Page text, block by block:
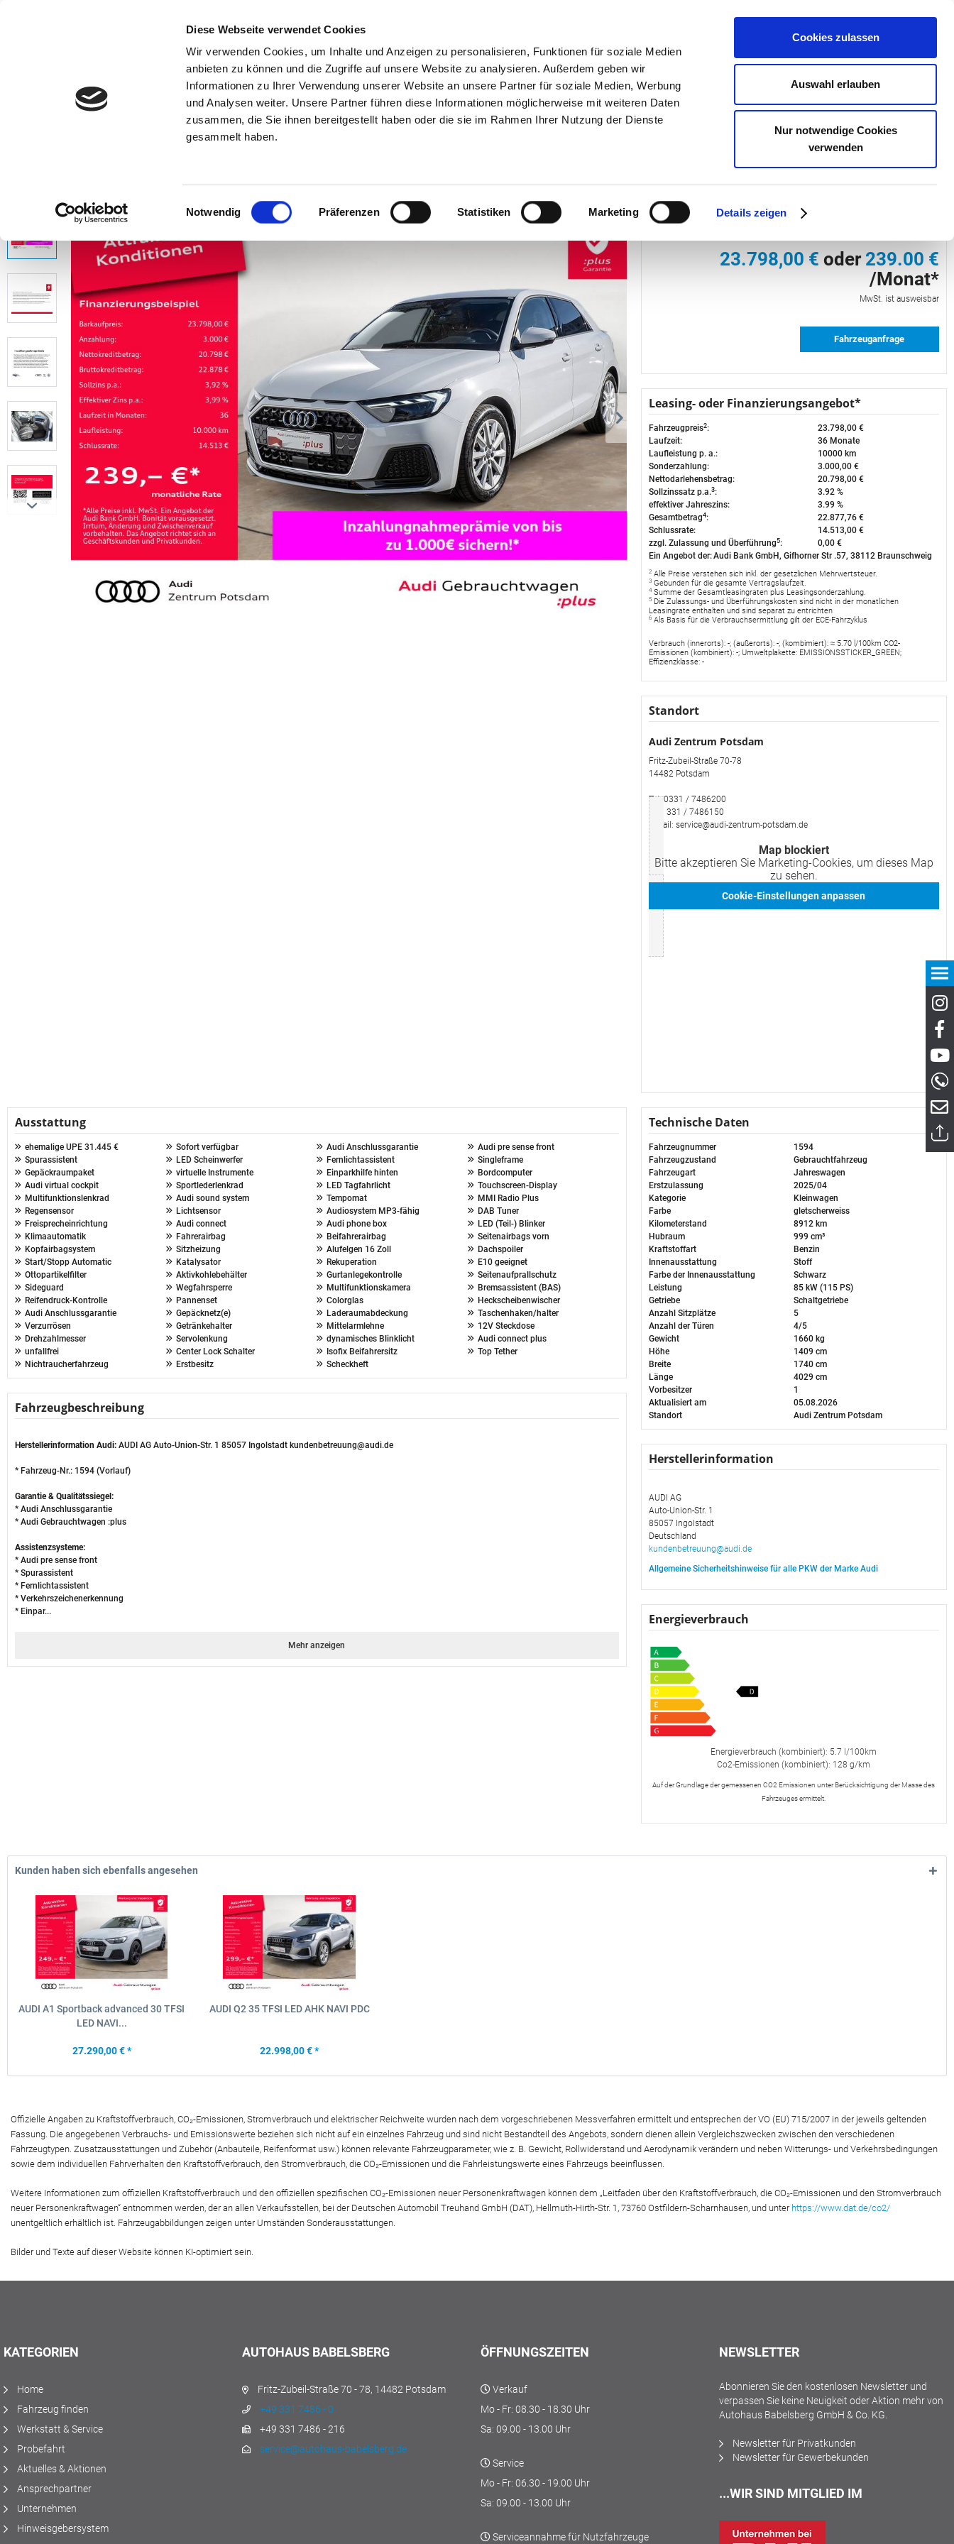
Diese Webseite verwendet Cookies
Wir verwenden Cookies, um Inhalte und Anzeigen zu personalisieren, Funktionen für soziale Medien
anbieten zu können und die Zugriffe auf unsere Website zu analysieren. Außerdem geben wir
Informationen zu Ihrer Verwendung unserer Website an unsere Partner für soziale Medien, Werbung
und Analysen weiter. Unsere Partner führen diese Informationen möglicherweise mit weiteren Daten
zusammen, die Sie ihnen bereitgestellt haben oder die sie im Rahmen Ihrer Nutzung der Dienste
gesammelt haben.
Einwilligungsauswahl
Notwendig Präferenzen Statistiken Marketing Details zeigen
Cookies zulassen
Auswahl erlauben
Nur notwendige Cookies
verwenden
Fahrzeugsuche Volkswagen Audi E-Mobilität VW Nutzfahrzeuge Aktuelles & Aktionen
AUDI A1
23.798,00 € oder239.00 €
/Monat*
MwSt. ist ausweisbar
Fahrzeuganfrage
Leasing- oder Finanzierungsangebot*
Fahrzeugpreis2:
23.798,00 €
Laufzeit:
36 Monate
Laufleistung p. a.:
10000 km
Sonderzahlung:
3.000,00 €
Nettodarlehensbetrag:
20.798,00 €
Sollzinssatz p.a.3:
3.92 %
effektiver Jahreszins:
3.99 %
Gesamtbetrag4:
22.877,76 €
Schlussrate:
14.513,00 €
zzgl. Zulassung und Überführung5:
0,00 €
Ein Angebot der:Audi Bank GmbH, Gifhorner Str .57, 38112 Braunschweig
2Alle Preise verstehen sich inkl. der gesetzlichen Mehrwertsteuer.
3Gebunden für die gesamte Vertragslaufzeit.
4Summe der Gesamtleasingraten plus Leasingsonderzahlung.
5Die Zulassungs- und Überführungskosten sind nicht in der monatlichen
Leasingrate enthalten und sind separat zu entrichten
6Als Basis für die Verbrauchsermittlung gilt der ECE-Fahrzyklus
Verbrauch (innerorts): -; (außerorts): -; (kombimiert): ≈ 5.70 l/100km CO2-
Emissionen (kombiniert): -; Umweltplakette: EMISSIONSSTICKER_GREEN;
Effizienzklasse: -
Standort
Audi Zentrum Potsdam
Fritz-Zubeil-Straße 70-78
14482 Potsdam
Tel: 0331 / 7486200
Fax: 331 / 7486150
E-Mail: service@audi-zentrum-potsdam.de
Map blockiert
Bitte akzeptieren Sie Marketing-Cookies, um dieses Map
zu sehen.
Cookie-Einstellungen anpassen
Ausstattung
ehemalige UPE 31.445 € Sofort verfügbar Audi Anschlussgarantie
Audi pre sense front
Spurassistent
LED Scheinwerfer Fernlichtassistent
Singleframe
Gepäckraumpaket
virtuelle Instrumente Einparkhilfe hinten
Bordcomputer
Audi virtual cockpit
Sportlederlenkrad LED Tagfahrlicht
Touchscreen-Display
Multifunktionslenkrad
Audi sound system Tempomat
MMI Radio Plus
Regensensor
Lichtsensor Audiosystem MP3-fähig
DAB Tuner
Freisprecheinrichtung
Audi connect Audi phone box
LED (Teil-) Blinker
Klimaautomatik
Fahrerairbag Beifahrerairbag
Seitenairbags vorn
Kopfairbagsystem
Sitzheizung Alufelgen 16 Zoll
Dachspoiler
Start/Stopp Automatic
Katalysator Rekuperation
E10 geeignet
Ottopartikelfilter
Aktivkohlebehälter Gurtanlegekontrolle
Seitenaufprallschutz
Sideguard
Wegfahrsperre Multifunktionskamera
Bremsassistent (BAS)
Reifendruck-Kontrolle
Pannenset Colorglas
Heckscheibenwischer
Audi Anschlussgarantie
Gepäcknetz(e) Laderaumabdeckung
Taschenhaken/halter
Verzurrösen
Getränkehalter Mittelarmlehne
12V Steckdose
Drehzahlmesser
Servolenkung dynamisches Blinklicht
Audi connect plus
unfallfrei
Center Lock Schalter Isofix Beifahrersitz
Top Tether
Nichtraucherfahrzeug
Erstbesitz Scheckheft
Fahrzeugbeschreibung
Herstellerinformation Audi: AUDI AG Auto-Union-Str. 1 85057 Ingolstadt kundenbetreuung@audi.de
* Fahrzeug-Nr.: 1594 (Vorlauf)
Garantie & Qualitätssiegel:
* Audi Anschlussgarantie
* Audi Gebrauchtwagen :plus
Assistenzsysteme:
* Audi pre sense front
* Spurassistent
* Fernlichtassistent
* Verkehrszeichenerkennung
* Einpar...
Mehr anzeigen
Technische Daten
Fahrzeugnummer
1594
Fahrzeugzustand
Gebrauchtfahrzeug
Fahrzeugart
Jahreswagen
Erstzulassung
2025/04
Kategorie
Kleinwagen
Farbe
gletscherweiss
Kilometerstand
8912 km
Hubraum
999 cm³
Kraftstoffart
Benzin
Innenausstattung
Stoff
Farbe der Innenausstattung
Schwarz
Leistung
85 kW (115 PS)
Getriebe
Schaltgetriebe
Anzahl Sitzplätze
5
Anzahl der Türen
4/5
Gewicht
1660 kg
Höhe
1409 cm
Breite
1740 cm
Länge
4029 cm
Vorbesitzer
1
Aktualisiert am
05.08.2026
Standort
Audi Zentrum Potsdam
Herstellerinformation
AUDI AG
Auto-Union-Str. 1
85057 Ingolstadt
Deutschland
kundenbetreuung@audi.de
Allgemeine Sicherheitshinweise für alle PKW der Marke Audi
Energieverbrauch
Energieverbrauch (kombiniert): 5.7 l/100km
Co2-Emissionen (kombiniert): 128 g/km
Auf der Grundlage der gemessenen CO2 Emissionen unter Berücksichtigung der Masse des
Fahrzeuges ermittelt.
Kunden haben sich ebenfalls angesehen
AUDI A1 Sportback advanced 30 TFSI
LED NAVI...
27.290,00 € *
AUDI Q2 35 TFSI LED AHK NAVI PDC
22.998,00 € *
Offizielle Angaben zu Kraftstoffverbrauch, CO₂-Emissionen, Stromverbrauch und elektrischer Reichweite wurden nach dem vorgeschriebenen Messverfahren ermittelt und entsprechen der VO (EU) 715/2007 in der jeweils geltenden
Fassung. Die angegebenen Verbrauchs- und Emissionswerte beziehen sich nicht auf ein einzelnes Fahrzeug und sind nicht Bestandteil des Angebots, sondern dienen allein Vergleichszwecken zwischen den verschiedenen
Fahrzeugtypen. Zusatzausstattungen und Zubehör (Anbauteile, Reifenformat usw.) können relevante Fahrzeugparameter, wie z. B. Gewicht, Rollwiderstand und Aerodynamik verändern und neben Witterungs- und Verkehrsbedingungen
sowie dem individuellen Fahrverhalten den Kraftstoffverbrauch, den Stromverbrauch, die CO₂-Emissionen und die Fahrleistungswerte eines Fahrzeugs beeinflussen.
Weitere Informationen zum offiziellen Kraftstoffverbrauch und den offiziellen spezifischen CO₂-Emissionen neuer Personenkraftwagen können dem „Leitfaden über den Kraftstoffverbrauch, die CO₂-Emissionen und den Stromverbrauch
neuer Personenkraftwagen“ entnommen werden, der an allen Verkaufsstellen, bei der Deutschen Automobil Treuhand GmbH (DAT), Hellmuth-Hirth-Str. 1, 73760 Ostfildern-Scharnhausen, und unter https://www.dat.de/co2/
unentgeltlich erhältlich ist. Fahrzeugabbildungen zeigen unter Umständen Sonderausstattungen.
Bilder und Texte auf dieser Website können KI-optimiert sein.
KATEGORIEN
Home
Fahrzeug finden
Werkstatt & Service
Probefahrt
Aktuelles & Aktionen
Ansprechpartner
Unternehmen
Hinweisgebersystem
AUTOHAUS BABELSBERG
Fritz-Zubeil-Straße 70 - 78, 14482 Potsdam
+49 331 7486 - 0
+49 331 7486 - 216
service@autohaus-babelsberg.de
ÖFFNUNGSZEITEN
Verkauf
Mo - Fr: 08.30 - 18.30 Uhr
Sa: 09.00 - 13.00 Uhr
Service
Mo - Fr: 06.30 - 19.00 Uhr
Sa: 09.00 - 13.00 Uhr
Serviceannahme für Nutzfahrzeuge
NEWSLETTER
Abonnieren Sie den kostenlosen Newsletter und
verpassen Sie keine Neuigkeit oder Aktion mehr von
Autohaus Babelsberg GmbH & Co. KG.
Newsletter für Privatkunden
Newsletter für Gewerbekunden
...WIR SIND MITGLIED IM